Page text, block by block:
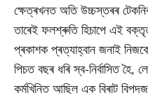
ক্ষেত্ৰখনত অতি উচ্চস্তৰৰ
তাৰেই ফলশ্ৰুতি হিচাপে এই
প্ৰকাশক প্ৰত্যাহ্বান জনাই
পিচত বছৰ ধৰি স্ব-নিৰ্বাসিত
কৰ্মখিনিত আছিল এক বিৰাট